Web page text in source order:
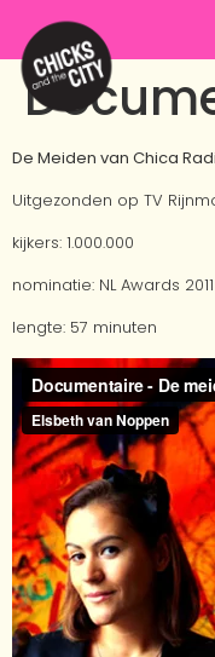
De Meiden van Chica
Uitgezonden op TV
kijkers: 1.000.000
nominatie: NL Awards 2011
lengte: 57 minuten